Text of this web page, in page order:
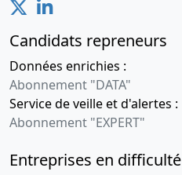
Candidats repreneurs
Données enrichies :
Abonnement "DATA"
Service de veille et d'alertes :
Abonnement "EXPERT"
Entreprises en difficulté